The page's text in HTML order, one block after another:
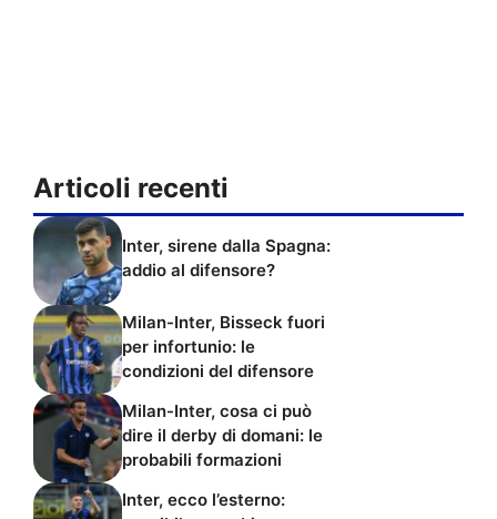
Articoli recenti
Inter, sirene dalla Spagna:
addio al difensore?
Milan-Inter, Bisseck fuori
per infortunio: le
condizioni del difensore
Milan-Inter, cosa ci può
dire il derby di domani: le
probabili formazioni
Inter, ecco l’esterno: